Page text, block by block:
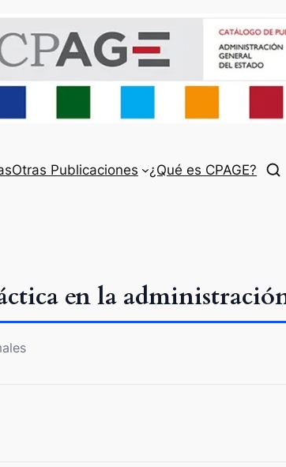
Otras Publicaciones ¿Qué es CPAGE?
en la